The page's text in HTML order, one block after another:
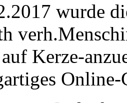
wurde
Kerze-
Online-